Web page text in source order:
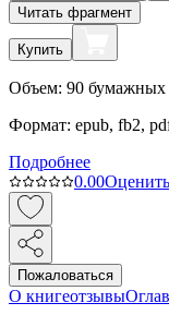
Читать фрагмент
Купить
Объем: 90 бумажных
Формат: epub, fb2,
Подробнее
0.00Оценить
Пожаловаться
О книгеотзывы